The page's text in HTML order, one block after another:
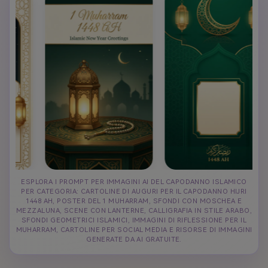
ESPLORA I PROMPT PER IMMAGINI AI DEL CAPODANNO ISLAMICO
PER CATEGORIA: CARTOLINE DI AUGURI PER IL CAPODANNO HIJRI
1448 AH, POSTER DEL 1 MUHARRAM, SFONDI CON MOSCHEA E
MEZZALUNA, SCENE CON LANTERNE, CALLIGRAFIA IN STILE ARABO,
SFONDI GEOMETRICI ISLAMICI, IMMAGINI DI RIFLESSIONE PER IL
MUHARRAM, CARTOLINE PER SOCIAL MEDIA E RISORSE DI IMMAGINI
GENERATE DA AI GRATUITE.